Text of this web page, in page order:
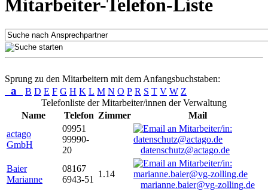
Mitarbeiter-Telefon-Liste
Sprung zu den Mitarbeitern mit dem Anfangsbuchstaben:
a B D E F G H K L M N O P R S T V W Z
Telefonliste der Mitarbeiter/innen der Verwaltung
Name
Telefon Zimmer
Mail
actago
GmbH
09951
99990-
20
datenschutz@actago.de
Baier
Marianne
08167
6943-51
1.14
marianne.baier@vg-zolling.de